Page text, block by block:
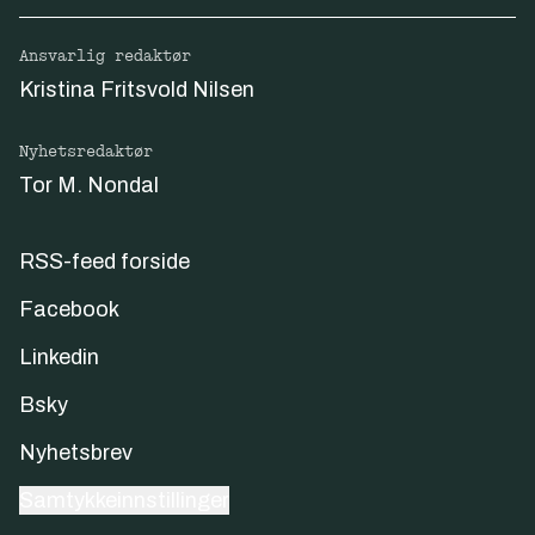
Ansvarlig redaktør
Kristina Fritsvold Nilsen
Nyhetsredaktør
Tor M. Nondal
RSS-feed forside
Facebook
Linkedin
Bsky
Nyhetsbrev